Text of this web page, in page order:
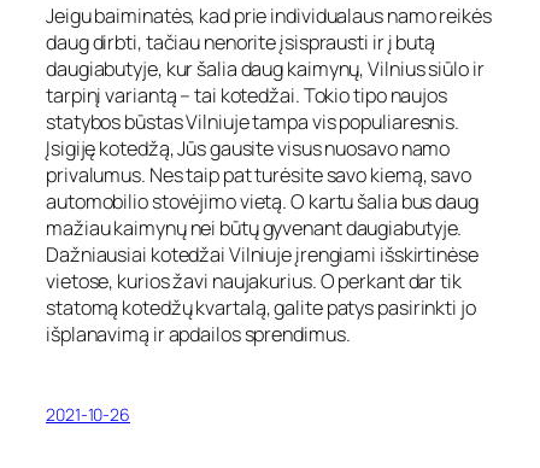
Jeigu baiminatės, kad prie individualaus namo reikės
daug dirbti, tačiau nenorite įsisprausti ir į butą
daugiabutyje, kur šalia daug kaimynų, Vilnius siūlo ir
tarpinį variantą – tai kotedžai. Tokio tipo naujos
statybos būstas Vilniuje tampa vis populiaresnis.
Įsigiję kotedžą, Jūs gausite visus nuosavo namo
privalumus. Nes taip pat turėsite savo kiemą, savo
automobilio stovėjimo vietą. O kartu šalia bus daug
mažiau kaimynų nei būtų gyvenant daugiabutyje.
Dažniausiai kotedžai Vilniuje įrengiami išskirtinėse
vietose, kurios žavi naujakurius. O perkant dar tik
statomą kotedžų kvartalą, galite patys pasirinkti jo
išplanavimą ir apdailos sprendimus.
2021-10-26